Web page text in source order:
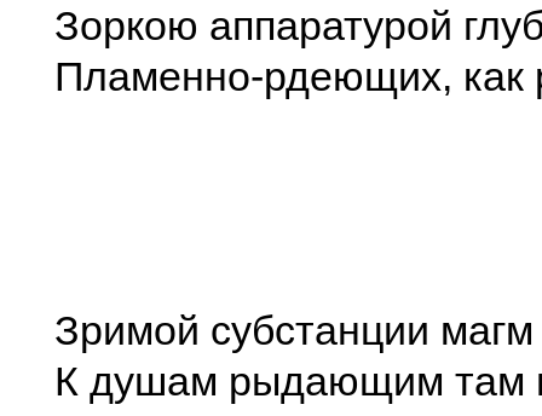
Зоркою аппаратурой
Пламенно-рдеющих, как
Зримой субстанции
К душам рыдающим там